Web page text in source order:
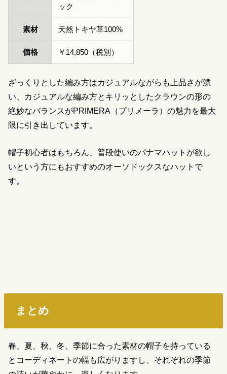
ック
素材 天然トキヤ草100%
価格 ￥14,850（税別）
ざっくりとした編み方はカジュアルながらも上品さが漂
い、カジュアルな編み方とキリッとしたクラウンの形の
絶妙なバランスがPRIMERA（プリメーラ）の魅力を最大
限に引き出しています。
帽子初心者はもちろん、普段使いのパナマハットが欲し
いという方にもおすすめのオーソドックスなハットで
す。
まとめ
春、夏、秋、冬、季節に合った素材の帽子を持っている
とコーディネートの幅も広がりますし、それぞれの季節